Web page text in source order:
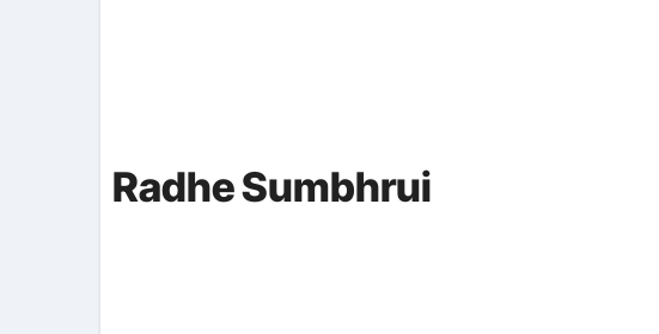
Radhe Sumbhrui